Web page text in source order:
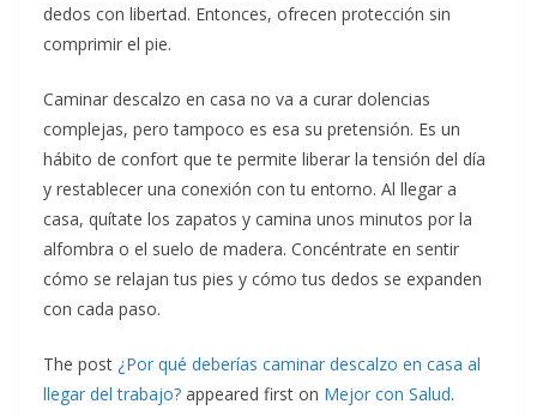
dedos con libertad. Entonces, ofrecen protección sin
comprimir el pie.
Caminar descalzo en casa no va a curar dolencias
complejas, pero tampoco es esa su pretensión. Es un
hábito de confort que te permite liberar la tensión del día
y restablecer una conexión con tu entorno. Al llegar a
casa, quítate los zapatos y camina unos minutos por la
alfombra o el suelo de madera. Concéntrate en sentir
cómo se relajan tus pies y cómo tus dedos se expanden
con cada paso.
The post ¿Por qué deberías caminar descalzo en casa al
llegar del trabajo? appeared first on Mejor con Salud.